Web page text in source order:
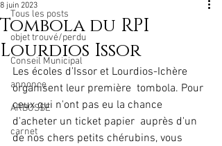
Tous les posts
objet trouvé/perdu
Conseil Municipal
annonce
ARBOSSE
carnet
Tombola du RPI
Lourdios Issor
8 juin 2023
Les écoles d'Issor et Lourdios-Ichère
organisent leur première  tombola. Pour
ceux qui n'ont pas eu la chance
d'acheter un ticket papier  auprès d'un
de nos chers petits chérubins, vous